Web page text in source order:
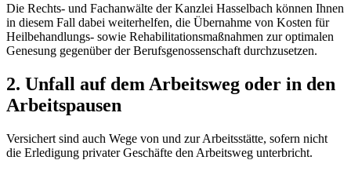
Die Rechts- und Fachanwälte der Kanzlei Hasselbach können Ihnen
in diesem Fall dabei weiterhelfen, die Übernahme von Kosten für
Heilbehandlungs- sowie Rehabilitationsmaßnahmen zur optimalen
Genesung gegenüber der Berufsgenossenschaft durchzusetzen.
2. Unfall auf dem Arbeitsweg oder in den
Arbeitspausen
Versichert sind auch Wege von und zur Arbeitsstätte, sofern nicht
die Erledigung privater Geschäfte den Arbeitsweg unterbricht.